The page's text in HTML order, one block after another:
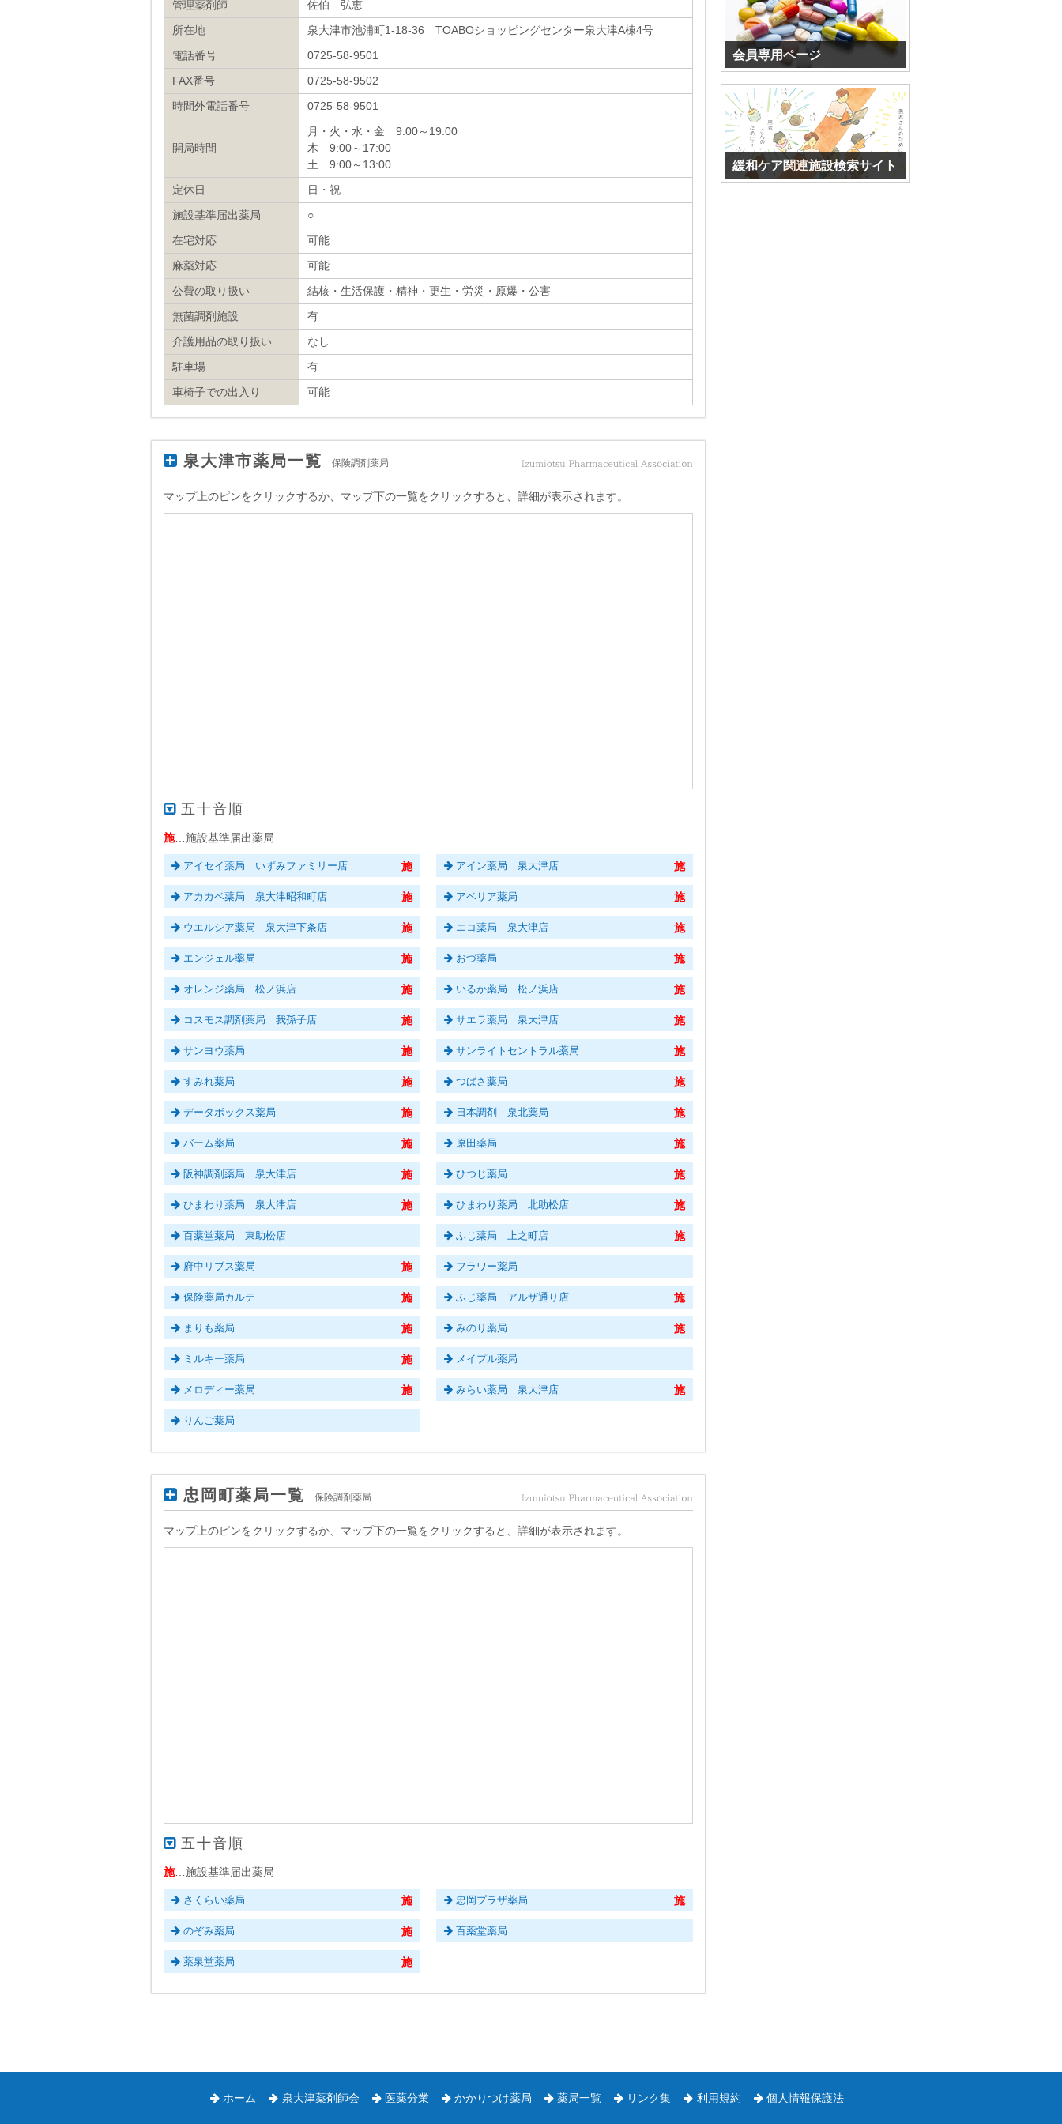
管理薬剤師
佐伯 弘恵
所在地
泉大津市池浦町1-18-36 TOABOショッピングセンター泉大津A棟4号
電話番号
0725-58-9501
FAX番号
0725-58-9502
時間外電話番号
0725-58-9501
開局時間
月・火・水・金 9:00～19:00
木 9:00～17:00
土 9:00～13:00
定休日
日・祝
施設基準届出薬局
○
在宅対応
可能
麻薬対応
可能
公費の取り扱い
結核・生活保護・精神・更生・労災・原爆・公害
無菌調剤施設
有
介護用品の取り扱い
なし
駐車場
有
車椅子での出入り
可能
泉大津市薬局一覧 保険調剤薬局
マップ上のピンをクリックするか、マップ下の一覧をクリックすると、詳細が表示されます。
五十音順
施…施設基準届出薬局
アイセイ薬局 いずみファミリー店 アイン薬局 泉大津店
アカカベ薬局 泉大津昭和町店 アベリア薬局
ウエルシア薬局 泉大津下条店 エコ薬局 泉大津店
エンジェル薬局 おづ薬局
オレンジ薬局 松ノ浜店 いるか薬局 松ノ浜店
コスモス調剤薬局 我孫子店 サエラ薬局 泉大津店
サンヨウ薬局 サンライトセントラル薬局
すみれ薬局 つばさ薬局
データボックス薬局 日本調剤 泉北薬局
バーム薬局 原田薬局
阪神調剤薬局 泉大津店 ひつじ薬局
ひまわり薬局 泉大津店 ひまわり薬局 北助松店
百薬堂薬局 東助松店 ふじ薬局 上之町店
府中リブス薬局 フラワー薬局
保険薬局カルテ ふじ薬局 アルザ通り店
まりも薬局 みのり薬局
ミルキー薬局 メイプル薬局
メロディー薬局 みらい薬局 泉大津店
りんご薬局
忠岡町薬局一覧 保険調剤薬局
マップ上のピンをクリックするか、マップ下の一覧をクリックすると、詳細が表示されます。
五十音順
施…施設基準届出薬局
さくらい薬局 忠岡プラザ薬局
のぞみ薬局 百薬堂薬局
薬泉堂薬局
会員専用ページ
パスワードを入力してください。
緩和ケア関連施設検索サイト
外部サイトになります。
ホーム 泉大津薬剤師会 医薬分業 かかりつけ薬局 薬局一覧 リンク集 利用規約 個人情報保護法